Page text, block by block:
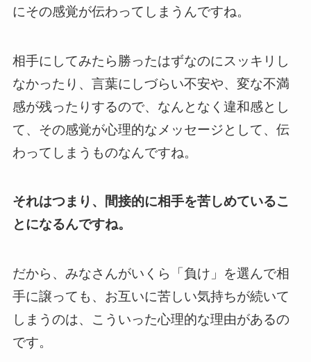
にその感覚が伝わってしまうんですね。
相手にしてみたら勝ったはずなのにスッキリし
なかったり、言葉にしづらい不安や、変な不満
感が残ったりするので、なんとなく違和感とし
て、その感覚が心理的なメッセージとして、伝
わってしまうものなんですね。
それはつまり、間接的に相手を苦しめているこ
とになるんですね。
だから、みなさんがいくら「負け」を選んで相
手に譲っても、お互いに苦しい気持ちが続いて
しまうのは、こういった心理的な理由があるの
です。